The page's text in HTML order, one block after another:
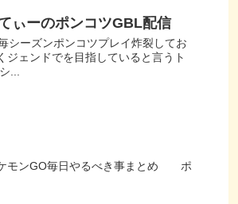
ぃーのポンコツGBL配信
シーズンポンコツプレイ炸裂してお
ジェンドでを目指していると言うト
...
ケモンGO毎日やるべき事まとめ ポ